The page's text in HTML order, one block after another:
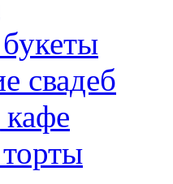
свадеб